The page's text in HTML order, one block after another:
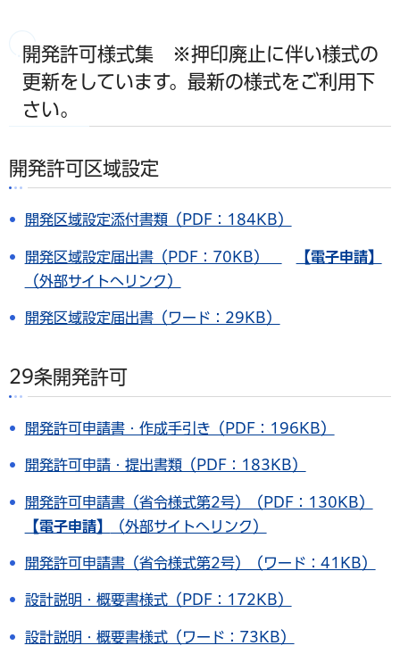
開発許可様式集 ※押印廃止に伴い様式の
更新をしています。最新の様式をご利用下
さい。
開発許可区域設定
開発区域設定添付書類（PDF：184KB）
開発区域設定届出書（PDF：70KB）
【電子申請】
（外部サイトへリンク）
開発区域設定届出書（ワード：29KB）
29条開発許可
開発許可申請書・作成手引き（PDF：196KB）
開発許可申請・提出書類（PDF：183KB）
開発許可申請書（省令様式第2号）（PDF：130KB）
【電子申請】
（外部サイトへリンク）
開発許可申請書（省令様式第2号）（ワード：41KB）
設計説明・概要書様式（PDF：172KB）
設計説明・概要書様式（ワード：73KB）